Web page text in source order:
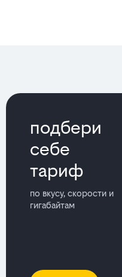
подбери
себе
тариф
по вкусу, скорости и
гигабайтам